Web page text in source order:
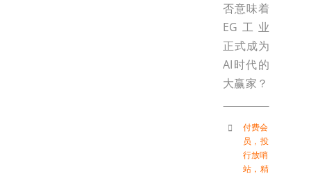
否意味着
EG工业
正式成为
AI时代的
大赢家？
付费会
员 ， 投
行放哨
站 ， 精